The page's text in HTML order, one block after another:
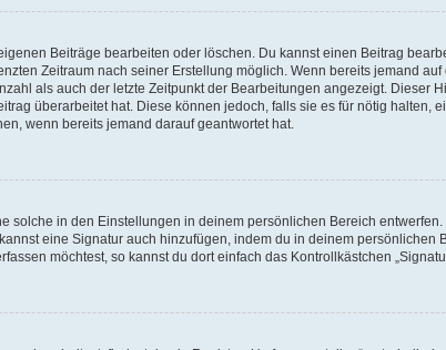
Beiträge bearbeiten oder löschen. Du kannst einen Beitrag
Zeitraum nach seiner Erstellung möglich. Wenn bereits jemand
als auch der letzte Zeitpunkt der Bearbeitungen angezeigt. Dieser
überarbeitet hat. Diese können jedoch, falls sie es für nötig halten,
wenn bereits jemand darauf geantwortet hat.
solche in den Einstellungen in deinem persönlichen Bereich
eine Signatur auch hinzufügen, indem du in deinem
möchtest, so kannst du dort einfach das Kontrollkästchen